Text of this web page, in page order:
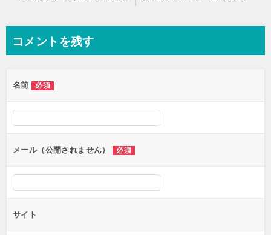
ビ
ー
シ
ョ
ン
コメントを残す
名前 必須
メール（公開されません） 必須
サイト